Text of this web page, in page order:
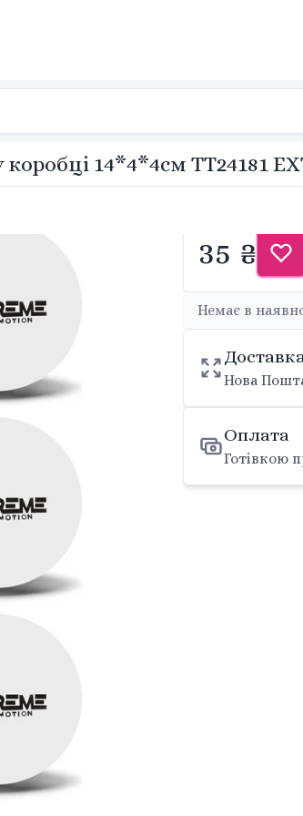
14*4*4см TT24181
35 ₴
Немає в
Нова
Оплата
Готівкою